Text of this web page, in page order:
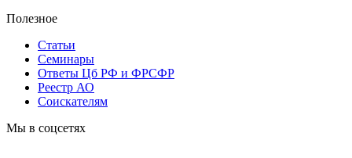
Полезное
Статьи
Cеминары
Ответы Цб РФ и ФРСФР
Реестр АО
Соискателям
Мы в соцсетях